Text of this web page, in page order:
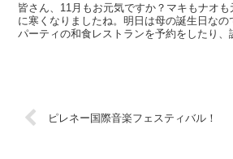
皆さん、11月もお元気ですか？マキもナオ
に寒くなりましたね。明日は母の誕生日なの
パーティの和食レストランを予約をしたり、
ピレネー国際音楽フェスティバル！